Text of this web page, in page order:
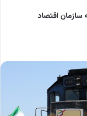
سازمان اقتصاد